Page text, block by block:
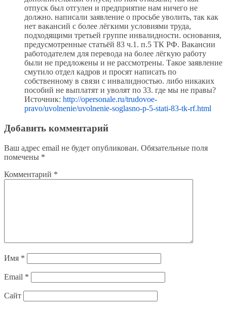
отпуск был отгулен и предприятие нам ничего не
должно. написали заявление о просьбе уволить, так как
нет вакансий с более лёгкими условиями труда,
подходящими третьей группе инвалидности. основания,
предусмотренные статьёй 83 ч.1. п.5 ТК РФ. Вакансии
работодателем для перевода на более лёгкую работу
были не предложены и не рассмотрены. Такое заявление
смутило отдел кадров и просят написать по
собственному в связи с инвалидностью. либо никаких
пособий не выплатят и уволят по 33. где мы не правы?
Источник: http://opersonale.ru/trudovoe-
pravo/uvolnenie/uvolnenie-soglasno-p-5-stati-83-tk-rf.html
Добавить комментарий
Ваш адрес email не будет опубликован. Обязательные поля
помечены *
Комментарий *
Имя *
Email *
Сайт